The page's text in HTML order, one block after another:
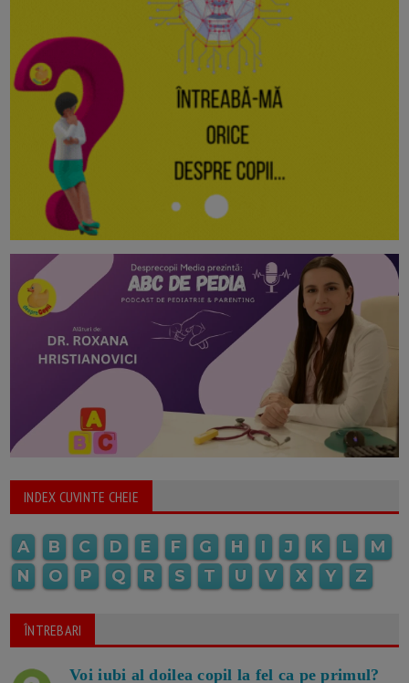
INDEX CUVINTE CHEIE
A B C D E F G H I J K L
M
N
O P Q R S T U V X Y Z
ÎNTREBARI
Voi iubi al doilea copil la fel ca pe primul?